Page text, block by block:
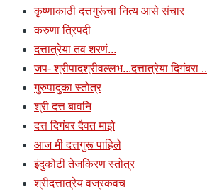
कृष्णाकाठी दत्तगुरूंचा नित्य आसे संचार
करुणा त्रिपदी
दत्तात्रेया तव शरणं...
जप- श्रीपादश्रीवल्लभ...दत्तात्रेया दिगंबरा
गुरुपादुका स्तोत्र
श्री दत्त बावनि
दत्त दिगंबर दैवत माझे
आज मी दत्तगुरू पाहिले
इंदुकोटी तेजकिरण स्तोत्र
श्रीदत्तात्रेय वज्रकवच